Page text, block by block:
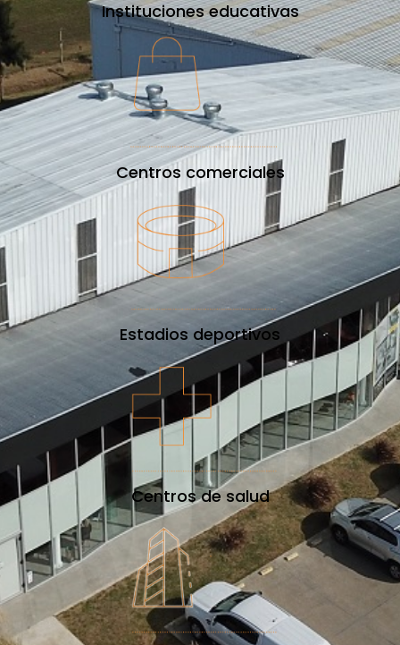
Instituciones educativas
Centros comerciales
Estadios deportivos
Centros de salud